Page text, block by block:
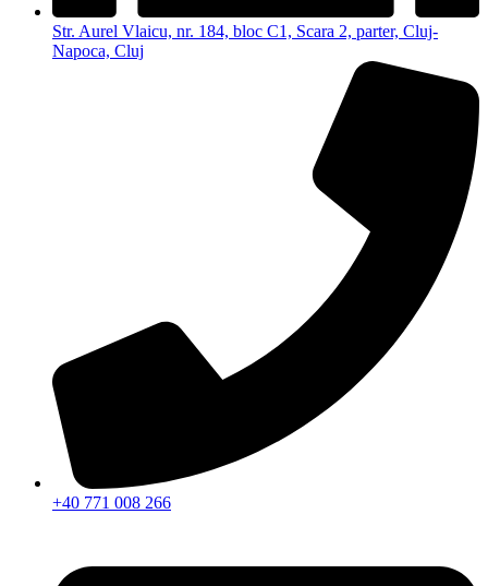
Str. Aurel Vlaicu, nr. 184, bloc C1, Scara 2, parter, Cluj-
Napoca, Cluj
+40 771 008 266